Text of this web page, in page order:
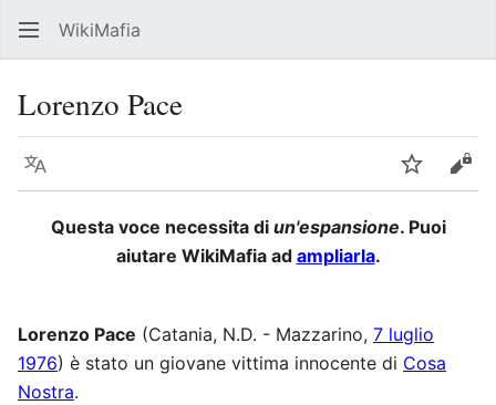
WikiMafia
Lorenzo Pace
Lingua Segui
Questa voce necessita di un'espansione. Puoi
aiutare WikiMafia ad ampliarla.
Lorenzo Pace (Catania, N.D. - Mazzarino, 7 luglio
1976) è stato un giovane vittima innocente di Cosa
Nostra.